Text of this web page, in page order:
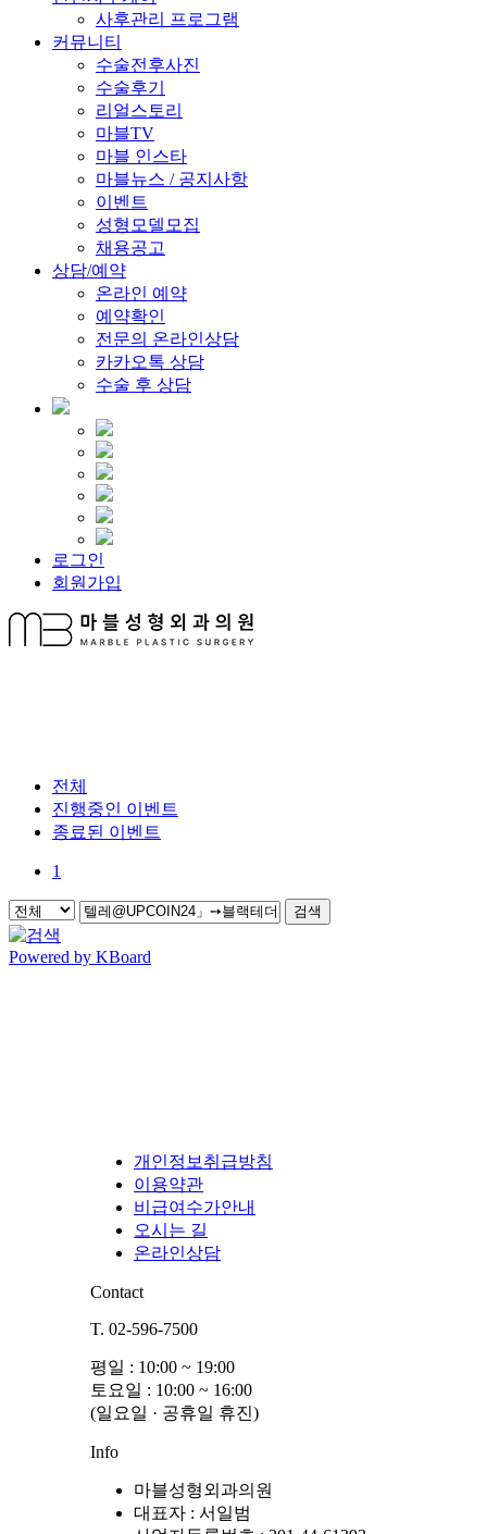
사후관리 프로그램
커뮤니티
수술전후사진
수술후기
리얼스토리
마블TV
마블 인스타
마블뉴스 / 공지사항
이벤트
성형모델모집
채용공고
상담/예약
온라인 예약
예약확인
전문의 온라인상담
카카오톡 상담
수술 후 상담
로그인
회원가입
전체
진행중인 이벤트
종료된 이벤트
1
검색
Powered by KBoard
개인정보취급방침
이용약관
비급여수가안내
오시는 길
온라인상담
Contact
T. 02-596-7500
평일 : 10:00 ~ 19:00
토요일 : 10:00 ~ 16:00
(일요일 · 공휴일 휴진)
Info
마블성형외과의원
대표자 : 서일범